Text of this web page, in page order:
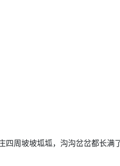
周坡坡坬坬，沟沟岔岔都长满